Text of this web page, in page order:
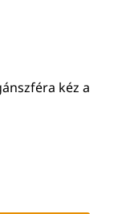
kéz a